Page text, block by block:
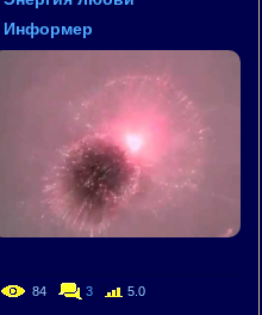
Информер
84 3 5.0